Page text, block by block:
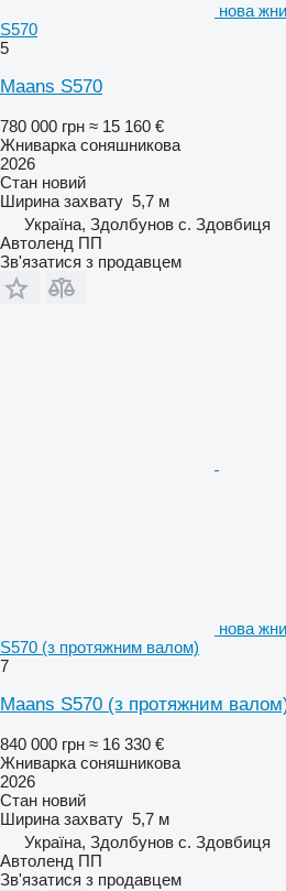
нова
S570
5
Maans S570
780 000 грн ≈ 15 160 €
Жниварка соняшникова
2026
Стан новий
Ширина захвату 5,7 м
Україна, Здолбунов с. Здовбиця
Автоленд ПП
Зв'язатися з продавцем
нова
S570 (з протяжним валом)
7
Maans S570 (з протяжним
840 000 грн ≈ 16 330 €
Жниварка соняшникова
2026
Стан новий
Ширина захвату 5,7 м
Україна, Здолбунов с. Здовбиця
Автоленд ПП
Зв'язатися з продавцем